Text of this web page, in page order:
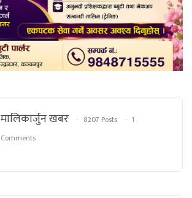
मालिकार्जुन खबर 8207 Posts
1
Comments